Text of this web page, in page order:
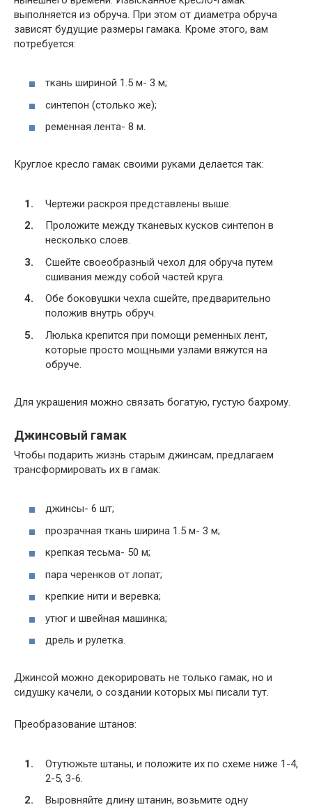
выполняется из обруча. При этом от диаметра обруча
зависят будущие размеры гамака. Кроме этого, вам
потребуется:
ткань шириной 1.5 м- 3 м;
синтепон (столько же);
ременная лента- 8 м.
Круглое кресло гамак своими руками делается так:
Чертежи раскроя представлены выше.
Проложите между тканевых кусков синтепон в
несколько слоев.
Сшейте своеобразный чехол для обруча путем
сшивания между собой частей круга.
Обе боковушки чехла сшейте, предварительно
положив внутрь обруч.
Люлька крепится при помощи ременных лент,
которые просто мощными узлами вяжутся на
обруче.
Для украшения можно связать богатую, густую бахрому.
Джинсовый гамак
Чтобы подарить жизнь старым джинсам, предлагаем
трансформировать их в гамак:
джинсы- 6 шт;
прозрачная ткань ширина 1.5 м- 3 м;
крепкая тесьма- 50 м;
пара черенков от лопат;
крепкие нити и веревка;
утюг и швейная машинка;
дрель и рулетка.
Джинсой можно декорировать не только гамак, но и
сидушку качели, о создании которых мы писали тут.
Преобразование штанов:
Отутюжьте штаны, и положите их по схеме ниже 1-4,
2-5, 3-6.
Выровняйте длину штанин, возьмите одну